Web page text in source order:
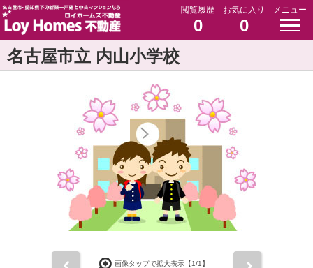
閲覧履歴
0
お気に入り
0
メニュー
名古屋市立 内山小学校
画像タップで拡大表示【1/1】